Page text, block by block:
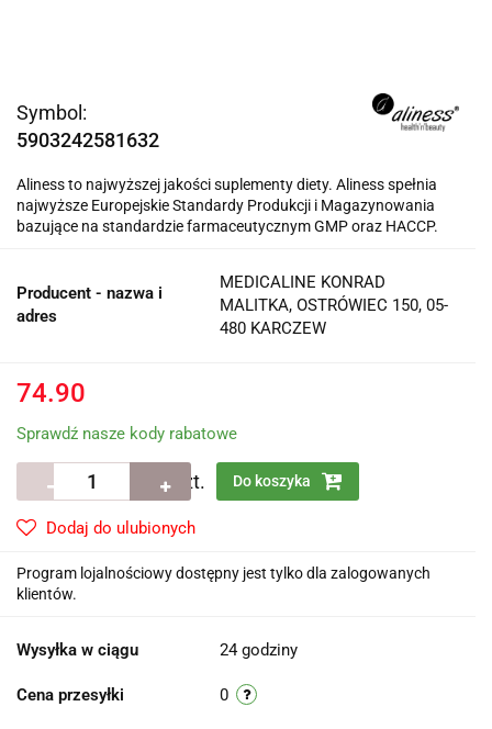
Symbol:
5903242581632
Aliness to najwyższej jakości suplementy diety. Aliness spełnia
najwyższe Europejskie Standardy Produkcji i Magazynowania
bazujące na standardzie farmaceutycznym GMP oraz HACCP.
Producent - nazwa i
adres
MEDICALINE KONRAD
MALITKA, OSTRÓWIEC 150, 05-
480 KARCZEW
74.90
Sprawdź nasze kody rabatowe
szt. Do koszyka
Dodaj do ulubionych
Program lojalnościowy dostępny jest tylko dla zalogowanych
klientów.
Wysyłka w ciągu 24 godziny
Cena przesyłki 0